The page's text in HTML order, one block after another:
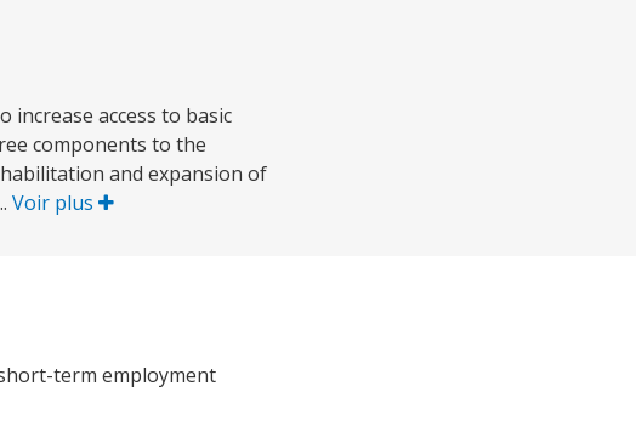
access to basic
components to the
and expansion of
Voir plus
term employment